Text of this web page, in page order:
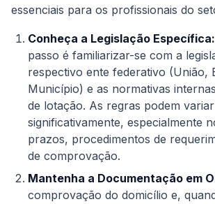
essenciais para os profissionais do
Conheça a Legislação Específica:
passo é familiarizar-se com a
respectivo ente federativo (União,
Município) e as normativas
de lotação. As regras podem variar
significativamente, especialmente
prazos, procedimentos de
de comprovação.
Mantenha a Documentação em
comprovação do domicílio e,